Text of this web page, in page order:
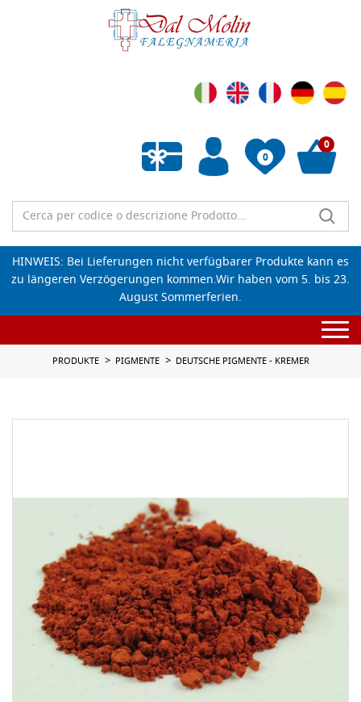
0
Wunschliste leeren
0
HINWEIS: Bei Lieferungen nicht verfügbarer Produkte kann es
zu längeren Verzögerungen kommen.Wir haben vom 5. bis 23.
August Sommerferien.
PRODUKTE PIGMENTE DEUTSCHE PIGMENTE - KREMER